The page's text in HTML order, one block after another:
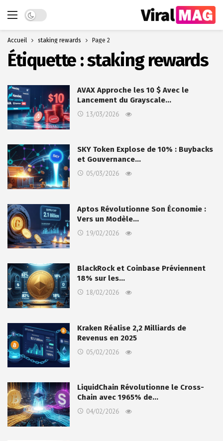
Dark mode
Accueil staking rewards Page 2
Étiquette :staking rewards
AVAX Approche les 10 $ Avec le
Lancement du Grayscale…
13/03/2026
SKY Token Explose de 10% : Buybacks
et Gouvernance…
05/03/2026
Aptos Révolutionne Son Économie :
Vers un Modèle…
19/02/2026
BlackRock et Coinbase Préviennent
18% sur les…
18/02/2026
Kraken Réalise 2,2 Milliards de
Revenus en 2025
05/02/2026
LiquidChain Révolutionne le Cross-
Chain avec 1965% de…
04/02/2026